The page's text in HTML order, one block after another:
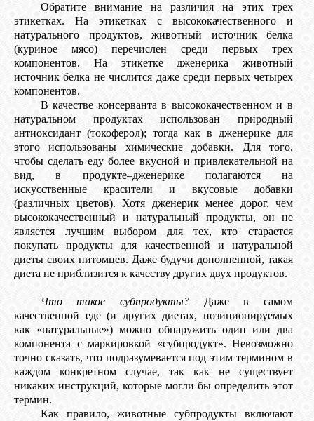
Обратите внимание на различия на этих трех
этикетках. На этикетках с высококачественного и
натурального продуктов, животный источник белка
(куриное мясо) перечислен среди первых трех
компонентов. На этикетке дженерика животный
источник белка не числится даже среди первых четырех
компонентов.
В качестве консерванта в высококачественном и в
натуральном продуктах использован природный
антиоксидант (токоферол); тогда как в дженерике для
этого использованы химические добавки. Для того,
чтобы сделать еду более вкусной и привлекательной на
вид, в продукте–дженерике полагаются на
искусственные красители и вкусовые добавки
(различных цветов). Хотя дженерик менее дорог, чем
высококачественный и натуральный продукты, он не
является лучшим выбором для тех, кто старается
покупать продукты для качественной и натуральной
диеты своих питомцев. Даже будучи дополненной, такая
диета не приблизится к качеству других двух продуктов.
Что такое субпродукты? Даже в самом
качественной еде (и других диетах, позиционируемых
как «натуральные») можно обнаружить один или два
компонента с маркировкой «субпродукт». Невозможно
точно сказать, что подразумевается под этим термином в
каждом конкретном случае, так как не существует
никаких инструкций, которые могли бы определить этот
термин.
Как правило, животные субпродукты включают